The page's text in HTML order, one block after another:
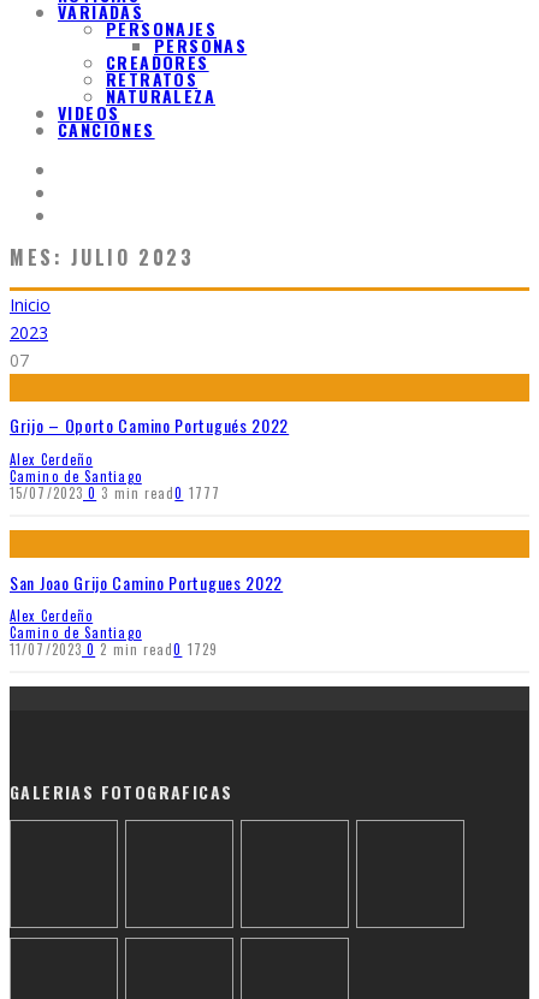
VARIADAS
PERSONAJES
PERSONAS
CREADORES
RETRATOS
NATURALEZA
VIDEOS
CANCIONES
MES: JULIO 2023
Inicio
2023
07
Grijo – Oporto Camino Portugués 2022
Alex Cerdeño
Camino de Santiago
15/07/2023 0 3 min read0 1777
San Joao Grijo Camino Portugues 2022
Alex Cerdeño
Camino de Santiago
11/07/2023 0 2 min read0 1729
GALERIAS FOTOGRAFICAS